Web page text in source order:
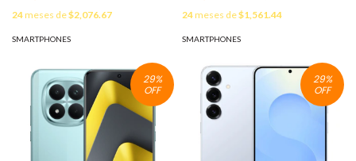
IPHONE-17 PRO-256-NARANJA
24meses de$2,076.67
SMARTPHONES
256-DORADO
24meses de$1,561.44
SMARTPHONES
29%
OFF
29%
OFF